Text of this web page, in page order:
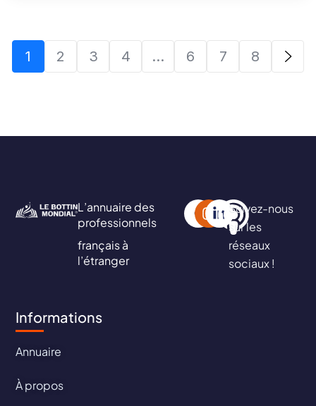
1 2 3 4 … 6 7 8
L’annuaire des
professionnels
français à
l’étranger
Suivez-nous
sur les
réseaux
sociaux !
Informations
Annuaire
À propos